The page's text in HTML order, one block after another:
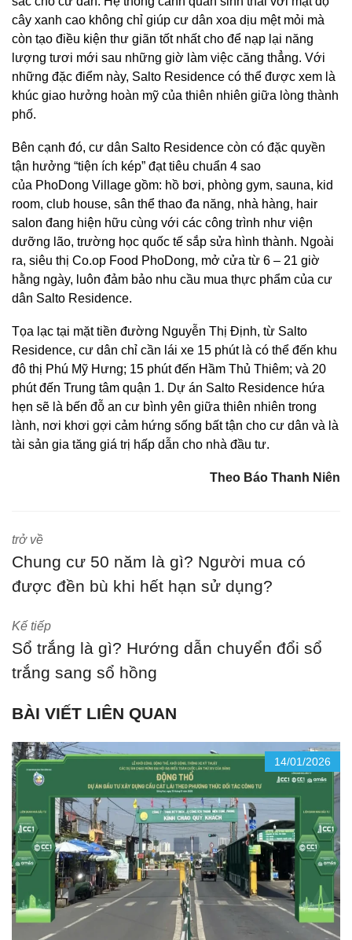
cây xanh cao không chỉ giúp cư dân xoa dịu mệt mỏi mà
còn tạo điều kiện thư giãn tốt nhất cho để nạp lại năng
lượng tươi mới sau những giờ làm việc căng thẳng. Với
những đặc điểm này, Salto Residence có thể được xem là
khúc giao hưởng hoàn mỹ của thiên nhiên giữa lòng thành
phố.
Bên cạnh đó, cư dân Salto Residence còn có đặc quyền
tận hưởng “tiện ích kép” đạt tiêu chuẩn 4 sao
của PhoDong Village gồm: hồ bơi, phòng gym, sauna, kid
room, club house, sân thể thao đa năng, nhà hàng, hair
salon đang hiện hữu cùng với các công trình như viện
dưỡng lão, trường học quốc tế sắp sửa hình thành. Ngoài
ra, siêu thị Co.op Food PhoDong, mở cửa từ 6 – 21 giờ
hằng ngày, luôn đảm bảo nhu cầu mua thực phẩm của cư
dân Salto Residence.
Tọa lạc tại mặt tiền đường Nguyễn Thị Định, từ Salto
Residence, cư dân chỉ cần lái xe 15 phút là có thể đến khu
đô thị Phú Mỹ Hưng; 15 phút đến Hầm Thủ Thiêm; và 20
phút đến Trung tâm quận 1. Dự án Salto Residence hứa
hẹn sẽ là bến đỗ an cư bình yên giữa thiên nhiên trong
lành, nơi khơi gợi cảm hứng sống bất tận cho cư dân và là
tài sản gia tăng giá trị hấp dẫn cho nhà đầu tư.
Theo Báo Thanh Niên
trở về
Chung cư 50 năm là gì? Người mua có
được đền bù khi hết hạn sử dụng?
Kế tiếp
Sổ trắng là gì? Hướng dẫn chuyển đổi sổ
trắng sang sổ hồng
BÀI VIẾT LIÊN QUAN
14/01/2026